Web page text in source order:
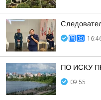
ПО ИСКУ
09:55